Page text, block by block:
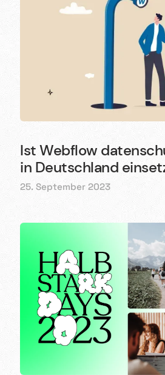
Ist Webflow
in Deutschland
25. September 2023